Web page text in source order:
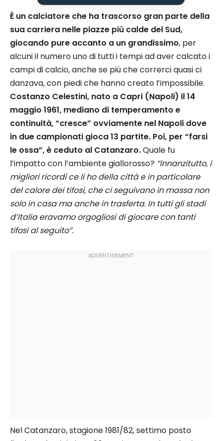
È un calciatore che ha trascorso gran parte della
sua carriera nelle piazze più calde del Sud,
giocando pure accanto a un grandissimo, per
alcuni il numero uno di tutti i tempi ad aver calcato i
campi di calcio, anche se più che correrci quasi ci
danzava, con piedi che hanno creato l’impossibile.
Costanzo Celestini, nato a Capri (Napoli) il 14
maggio 1961, mediano di temperamento e
continuità, “cresce” ovviamente nel Napoli dove
in due campionati gioca 13 partite. Poi, per “farsi
le ossa”, è ceduto al Catanzaro.Quale fu
l’impatto con l’ambiente giallorosso? “Innanzitutto, i
migliori ricordi ce li ho della città e in particolare
del calore dei tifosi, che ci seguivano in massa non
solo in casa ma anche in trasferta. In tutti gli stadi
d’Italia eravamo orgogliosi di giocare con tanti
tifosi al seguito”.
Nel Catanzaro, stagione 1981/82, settimo posto